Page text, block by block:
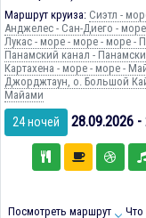
Маршрут круиза: Сиэтл -
Анджелес - Сан-Диего -
Лукас - море - море - море -
Панамский канал -
Картахена - море - море -
Джорджтаун, о. Большой
Майами
24 ночей 28.09.2026 -
Посмотреть маршрут Что